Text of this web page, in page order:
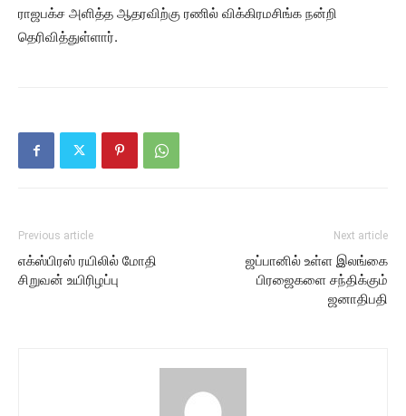
ராஜபக்ச அளித்த ஆதரவிற்கு ரணில் விக்கிரமசிங்க நன்றி
தெரிவித்துள்ளார்.
Previous article
எக்ஸ்பிரஸ் ரயிலில் மோதி
சிறுவன் உயிரிழப்பு
Next article
ஜப்பானில் உள்ள இலங்கை
பிரஜைகளை சந்திக்கும்
ஜனாதிபதி